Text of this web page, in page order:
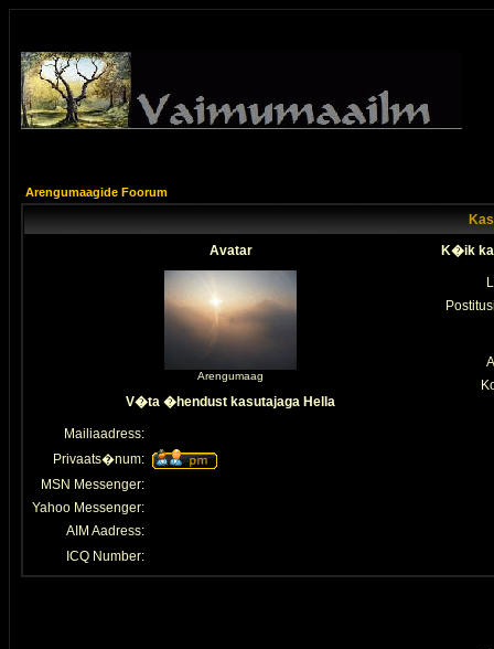
Arengumaagide Foorum
Avatar
K�ik
Arengumaag
V�ta �hendust kasutajaga Hella
Mailiaadress:
Privaats�num:
MSN Messenger:
Yahoo Messenger:
AIM Aadress:
ICQ Number: